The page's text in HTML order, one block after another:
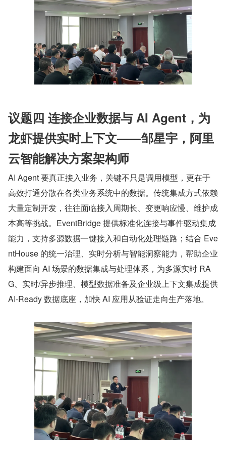
议题四 连接企业数据与 AI Agent，为
龙虾提供实时上下文——邹星宇，阿里
云智能解决方案架构师
AI Agent 要真正接入业务，关键不只是调用模型，更在于
高效打通分散在各类业务系统中的数据。传统集成方式依赖
大量定制开发，往往面临接入周期长、变更响应慢、维护成
本高等挑战。EventBridge 提供标准化连接与事件驱动集成
能力，支持多源数据一键接入和自动化处理链路；结合 Eve
ntHouse 的统一治理、实时分析与智能洞察能力，帮助企业
构建面向 AI 场景的数据集成与处理体系，为多源实时 RA
G、实时/异步推理、模型数据准备及企业级上下文集成提供
AI-Ready 数据底座，加快 AI 应用从验证走向生产落地。